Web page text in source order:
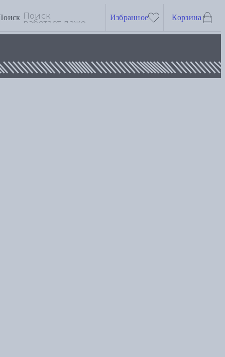
Избранное Корзина